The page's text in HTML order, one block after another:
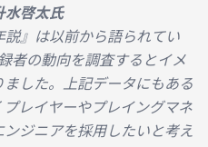
啓太氏
説』は以前から語られてい
者の動向を調査するとイメ
した。上記データにもある
レイヤーやプレイングマネ
ジニアを採用したいと考え